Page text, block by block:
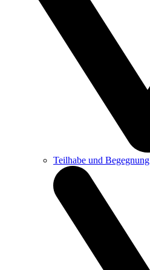
Teilhabe und Begegnung